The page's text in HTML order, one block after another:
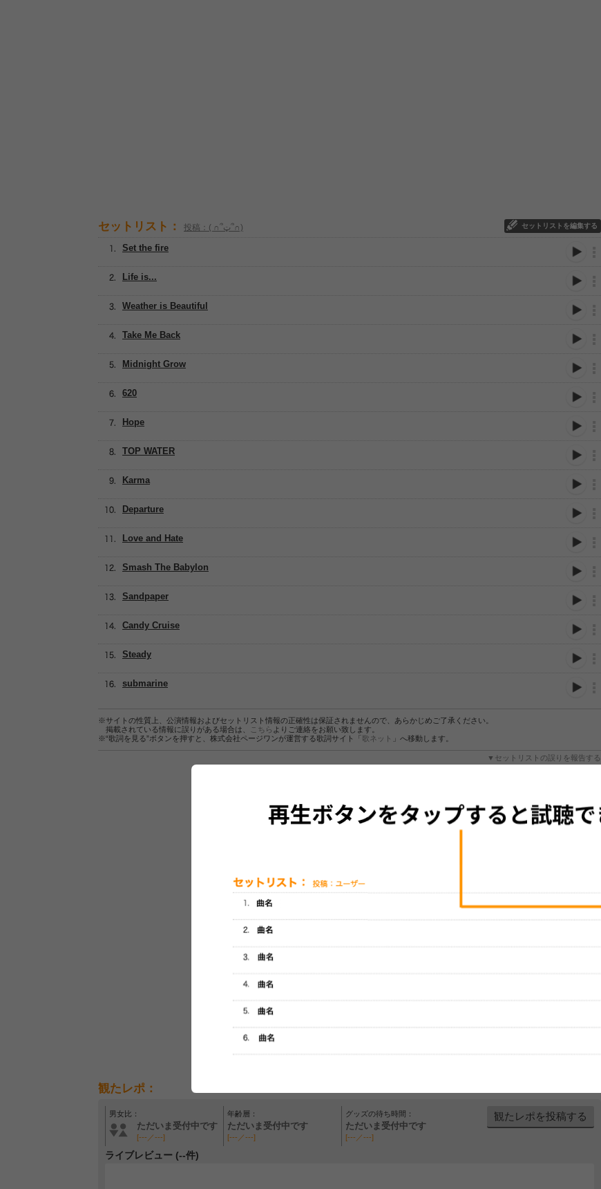
セットリスト： 投稿：( ∩՞ټ՞∩) セットリストを編集する
Take Me Back
TOP WATER
Departure
Set the fire
Midnight Grow
620
Hope
Life is...
Karma
Weather is Beautiful
Love and Hate
Smash The Babylon
Sandpaper
Candy Cruise
Steady
submarine
※サイトの性質上、公演情報およびセットリスト情報の正確性は保証されませんので、あらかじめご了承ください。
掲載されている情報に誤りがある場合は、
こちら よりご連絡をお願い致します。
※“歌詞を見る”ボタンを押すと、株式会社ページワンが運営する歌詞サイト「歌ネット 」へ移動します。
▼セットリストの誤りを報告する
観たレポ：
男女比：
ただいま受付中です
[---／---]
年齢層：
ただいま受付中です
[---／---]
グッズの待ち時間：
ただいま受付中です
[---／---]
観たレポを投稿する
ライブレビュー (--件)